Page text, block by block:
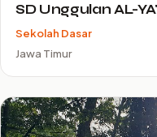
SD Unggulan AL-
Sekolah Dasar
Jawa Timur